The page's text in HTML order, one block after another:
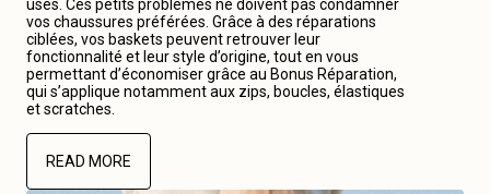
usés. Ces petits problèmes ne doivent pas condamner
vos chaussures préférées. Grâce à des réparations
ciblées, vos baskets peuvent retrouver leur
fonctionnalité et leur style d’origine, tout en vous
permettant d’économiser grâce au Bonus Réparation,
qui s’applique notamment aux zips, boucles, élastiques
et scratches.
READ MORE